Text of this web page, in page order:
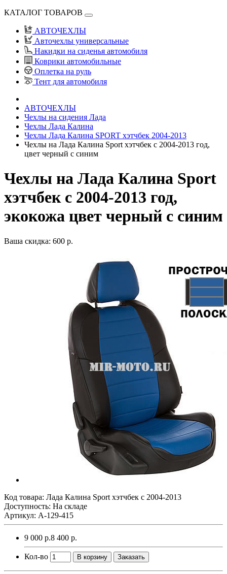
КАТАЛОГ ТОВАРОВ
АВТОЧЕХЛЫ
Авточехлы универсальные
Накидки на сиденья автомобиля
Коврики автомобильные
Оплетка на руль
Тент для автомобиля
АВТОЧЕХЛЫ
Чехлы на сидения Лада
Чехлы Лада Калина
Чехлы Лада Калина SPORT хэтчбек 2004-2013
Чехлы на Лада Калина Sport хэтчбек с 2004-2013 год,
цвет черный с синим
Чехлы на Лада Калина Sport
хэтчбек с 2004-2013 год,
экокожа цвет черный с синим
Ваша скидка: 600 р.
Код товара: Лада Калина Sport хэтчбек с 2004-2013
Доступность: На складе
Артикул: A-129-415
9 000 р.8 400 р.
Кол-во В корзину Заказать